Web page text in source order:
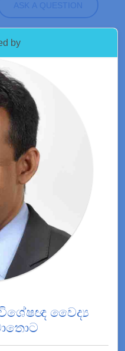
ASK A QUESTION
by
විශේෂඥ වෛද්‍ය